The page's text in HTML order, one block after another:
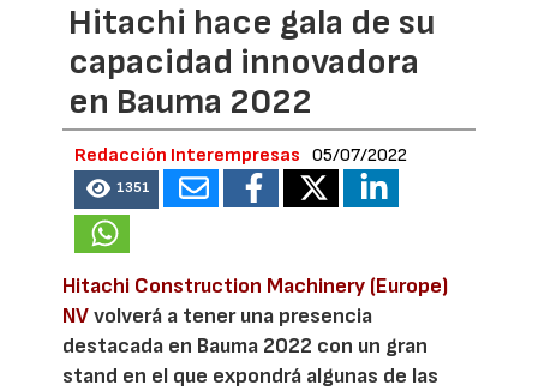
Hitachi hace gala de su
capacidad innovadora
en Bauma 2022
Redacción Interempresas 05/07/2022
1351
Hitachi Construction Machinery (Europe)
NVvolverá a tener una presencia
destacada en Bauma 2022 con un gran
stand en el que expondrá algunas de las